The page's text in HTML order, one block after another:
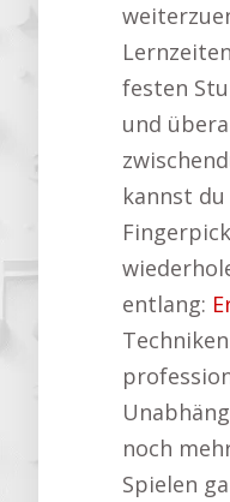
festen
und
kannst
entlang:
noch
Spielen